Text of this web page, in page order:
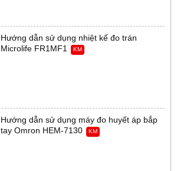
Hướng dẫn sử dụng nhiệt kế đo trán
Microlife FR1MF1
KM
Hướng dẫn sử dụng máy đo huyết áp bắp
tay Omron HEM-7130
KM